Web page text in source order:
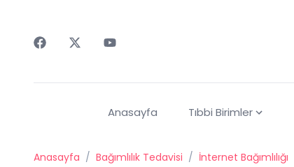
Anasayfa Tıbbi Birimler
Anasayfa / Bağımlılık Tedavisi / İnternet Bağımlılığı